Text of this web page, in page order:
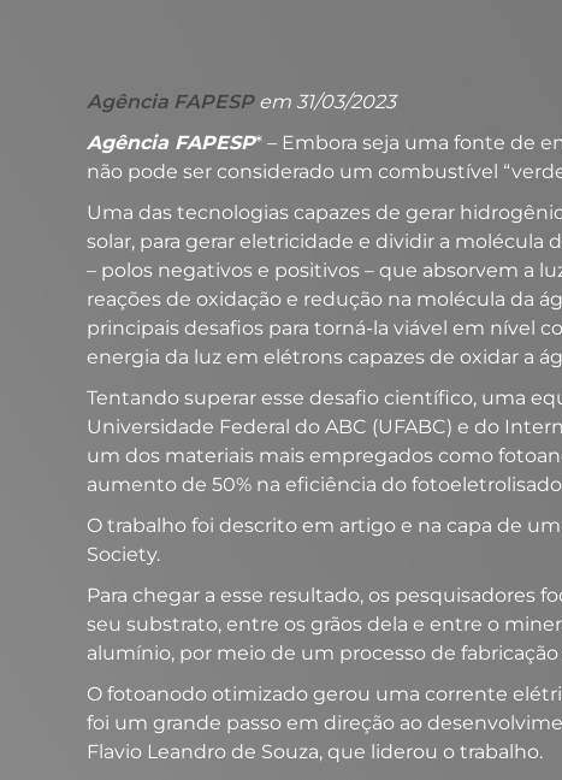
Agência FAPESPem 31/03/2023
Agência FAPESP* – Embora seja uma fonte de
não pode ser considerado um combustível
Uma das tecnologias capazes de gerar
solar, para gerar eletricidade e dividir a
– polos negativos e positivos – que absorvem a
reações de oxidação e redução na molécula da
principais desafios para torná-la viável em nível
energia da luz em elétrons capazes de oxidar a
Tentando superar esse desafio científico, uma
Universidade Federal do ABC (UFABC) e do
um dos materiais mais empregados como
aumento de 50% na eficiência do
O trabalho foi descrito em artigo e na capa de
Society.
Para chegar a esse resultado, os pesquisadores
seu substrato, entre os grãos dela e entre o
alumínio, por meio de um processo de
O fotoanodo otimizado gerou uma corrente
foi um grande passo em direção ao
Flavio Leandro de Souza, que liderou o trabalho.